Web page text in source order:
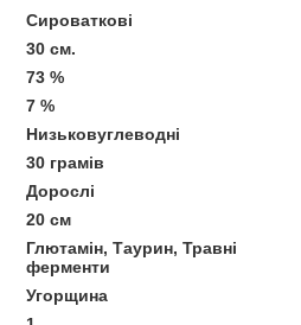
Сироваткові
30 см.
73 %
7 %
Низьковуглеводні
30 грамів
Дорослі
20 см
Глютамін, Таурин, Травні
ферменти
Угорщина